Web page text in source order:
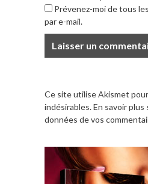
Prévenez-moi de tous
par e-mail.
Ce site utilise Akismet
indésirables.En savoir plus
données de vos